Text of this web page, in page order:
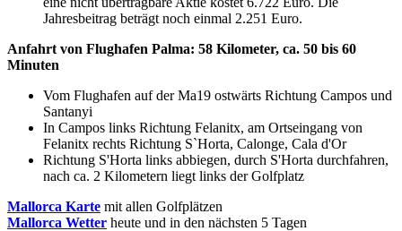
Jahresbeitrag beträgt noch einmal 2.251 Euro.
Anfahrt von Flughafen Palma: 58 Kilometer, ca. 50 bis 60
Minuten
Vom Flughafen auf der Ma19 ostwärts Richtung Campos und
Santanyi
In Campos links Richtung Felanitx, am Ortseingang von
Felanitx rechts Richtung S`Horta, Calonge, Cala d'Or
Richtung S'Horta links abbiegen, durch S'Horta durchfahren,
nach ca. 2 Kilometern liegt links der Golfplatz
Mallorca Karte mit allen Golfplätzen
Mallorca Wetter heute und in den nächsten 5 Tagen